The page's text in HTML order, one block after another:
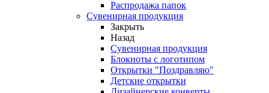
Распродажа папок
Сувенирная продукция
Закрыть
Назад
Сувенирная продукция
Блокноты с логотипом
Открытки "Поздравляю"
Детские открытки